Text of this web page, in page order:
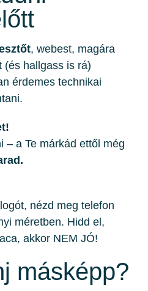
, webest, magára
(és hallgass is rá)
érdemes technikai
– a Te márkád ettől még
nézd meg telefon
méretben. Hidd el,
akkor NEM JÓ!
másképp?